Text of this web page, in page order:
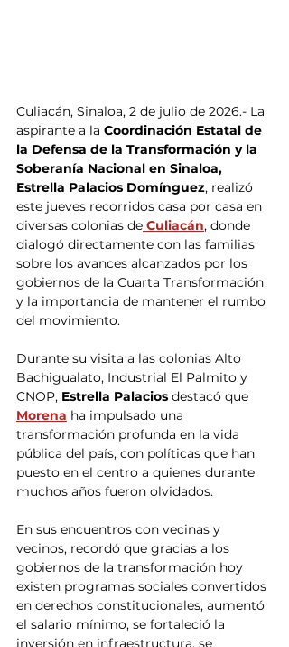
Culiacán, Sinaloa, 2 de julio de 2026.- La
aspirante a la Coordinación Estatal de
la Defensa de la Transformación y la
Soberanía Nacional en Sinaloa,
Estrella Palacios Domínguez, realizó
este jueves recorridos casa por casa en
diversas colonias de Culiacán, donde
dialogó directamente con las familias
sobre los avances alcanzados por los
gobiernos de la Cuarta Transformación
y la importancia de mantener el rumbo
del movimiento.
Durante su visita a las colonias Alto
Bachigualato, Industrial El Palmito y
CNOP, Estrella Palacios destacó que
Morena ha impulsado una
transformación profunda en la vida
pública del país, con políticas que han
puesto en el centro a quienes durante
muchos años fueron olvidados.
En sus encuentros con vecinas y
vecinos, recordó que gracias a los
gobiernos de la transformación hoy
existen programas sociales convertidos
en derechos constitucionales, aumentó
el salario mínimo, se fortaleció la
inversión en infraestructura, se